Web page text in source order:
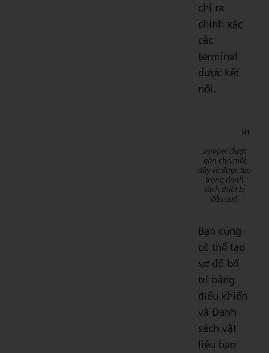
chỉ ra
chính xác
các
terminal
được kết
nối.
Jumper được
gán cho một
dây và được tạo
trong danh
sách thiết bị
đầu cuối
Bạn cũng
có thể tạo
sơ đồ bố
trí bảng
điều khiển
và Danh
sách vật
liệu bao